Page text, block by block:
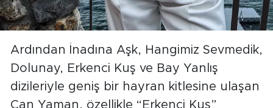
Ardından İnadına Aşk, Hangimiz Sevmedik,
Dolunay, Erkenci Kuş ve Bay Yanlış
dizileriyle geniş bir hayran kitlesine ulaşan
Can Yaman, özellikle “Erkenci Kuş”